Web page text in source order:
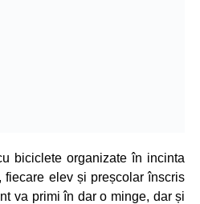
biciclete organizate în incinta
fiecare elev și preșcolar înscris
va primi în dar o minge, dar și